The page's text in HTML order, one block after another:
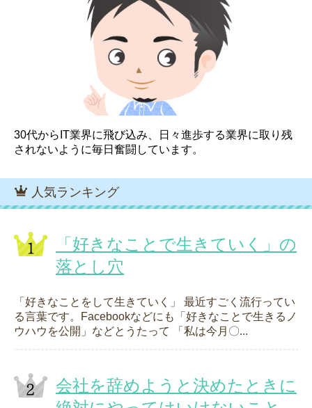
30代からIT業界に飛び込み、日々進歩する業界に取り残
されないように毎日奮闘しています。
人気ランキング
「好きなことで生きていく」の
落とし穴
「好きなことをして生きていく」 最近すごく流行ってい
る言葉です。Facebookなどにも「好きなことで生きるノ
ウハウを公開」などとうたって 「私は今月〇...
会社を辞めようと決めたときに